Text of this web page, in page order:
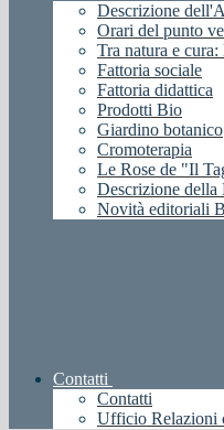
Descrizione
Orari del punto
Tra natura e
Fattoria sociale
Fattoria didattica
Prodotti Bio
Giardino botanico
Cromoterapia
Le Rose de "Il
Descrizione della
Novità editoriali
Contatti
Contatti
Ufficio Relazioni